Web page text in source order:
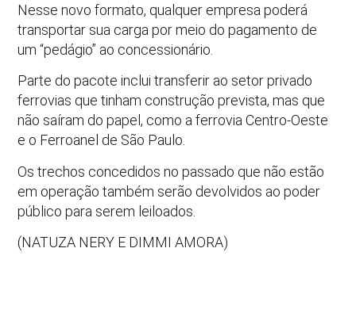
Nesse novo formato, qualquer empresa poderá
transportar sua carga por meio do pagamento de
um “pedágio” ao concessionário.
Parte do pacote inclui transferir ao setor privado
ferrovias que tinham construção prevista, mas que
não saíram do papel, como a ferrovia Centro-Oeste
e o Ferroanel de São Paulo.
Os trechos concedidos no passado que não estão
em operação também serão devolvidos ao poder
público para serem leiloados.
(NATUZA NERY E DIMMI AMORA)